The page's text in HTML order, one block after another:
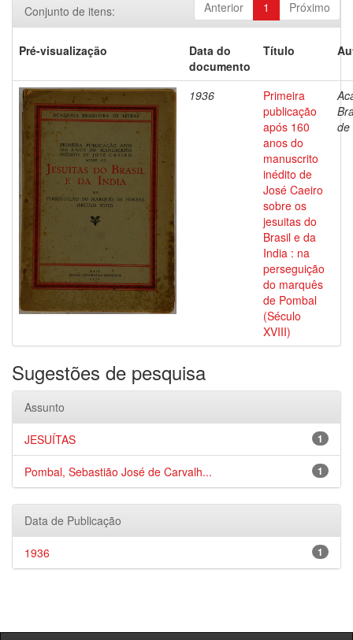
Anterior 1 Próximo
Conjunto de itens:
Pré-visualização
Data do
documento
Título
1936
Primeira
publicação
após 160
anos do
manuscrito
inédito de
José Caeiro
sobre os
jesuitas do
Brasil e da
India : na
perseguição
do marquês
de Pombal
(Século
XVIII)
de
Sugestões de pesquisa
Assunto
1
JESUÍTAS
1
Pombal, Sebastião José de Carvalh...
Data de Publicação
1
1936